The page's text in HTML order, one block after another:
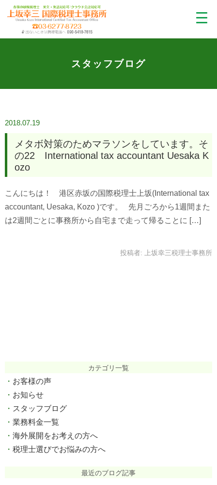
スタッフブログ
2018.07.19
メタボ対策のためマラソンをしています。そ
の22 International tax accountant Uesaka K
ozo
こんにちは！ 港区赤坂の国際税理士上坂(International tax
accountant, Uesaka, Kozo )です。 先月ごろから1週間また
は2週間ごとに事務所から自宅まで走って帰ることに […]
投稿者: 上坂幸三税理士事務所
カテゴリ一覧
お客様の声
お知らせ
スタッフブログ
業務料金一覧
海外展開をお考えの方へ
税理士選びでお悩みの方へ
最近のブログ記事